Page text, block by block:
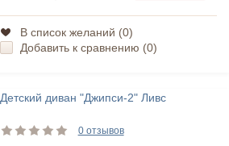
В список желаний (0)
Добавить к сравнению (0)
Детский диван "Джипси-2" Ливс
0 отзывов